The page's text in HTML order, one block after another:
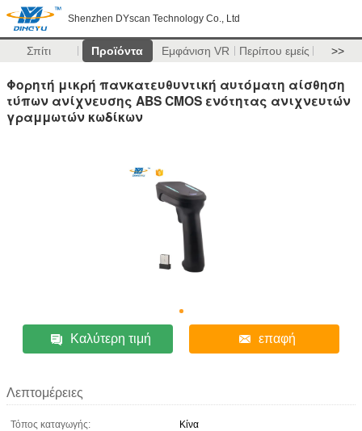
Shenzhen DYscan Technology Co., Ltd
Σπίτι Προϊόντα Εμφάνιση VR Περίπου εμείς >>
Φορητή μικρή πανκατευθυντική αυτόματη αίσθηση
τύπων ανίχνευσης ABS CMOS ενότητας ανιχνευτών
γραμμωτών κωδίκων
Καλύτερη τιμή επαφή
Λεπτομέρειες
Τόπος καταγωγής:
Κίνα